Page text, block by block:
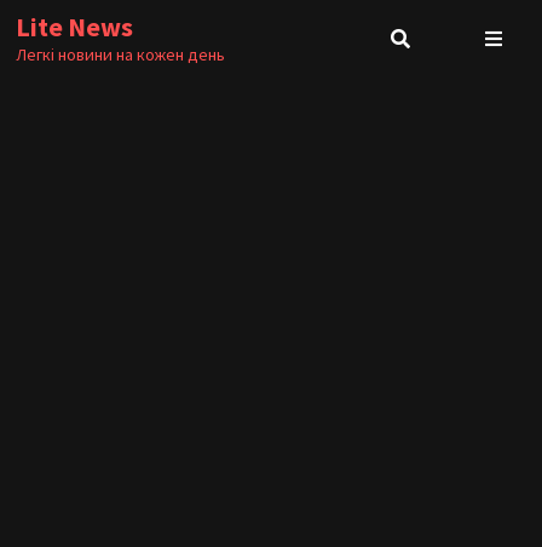
Skip
to
Lite News
Легкі новини на кожен день